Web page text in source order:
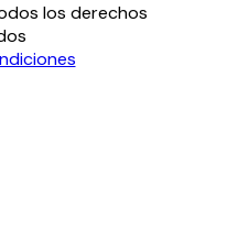
los derechos